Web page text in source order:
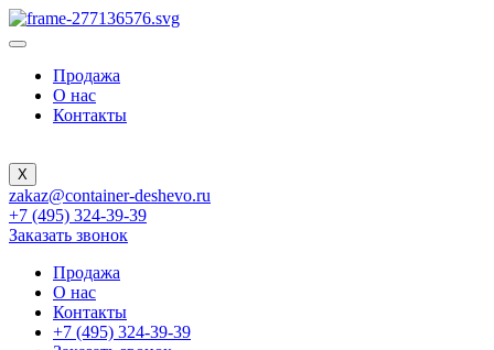
Продажа
О нас
Контакты
X
zakaz@container-deshevo.ru
+7 (495) 324-39-39
Заказать звонок
Продажа
О нас
Контакты
+7 (495) 324-39-39